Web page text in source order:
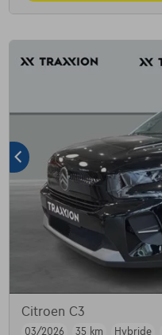
Citroen C3
03/2026 35 km Hybride